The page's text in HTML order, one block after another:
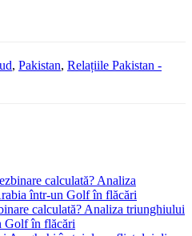
, Pakistan, Relațiile Pakistan -
calculată? Analiza triunghiului
Golf în flăcări